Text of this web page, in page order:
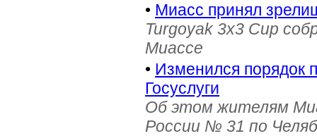
• Миасс принял
Turgoyak 3x3 Cup
Миассе
• Изменился порядок
Госуслуги
Об этом жителям
России № 31 по